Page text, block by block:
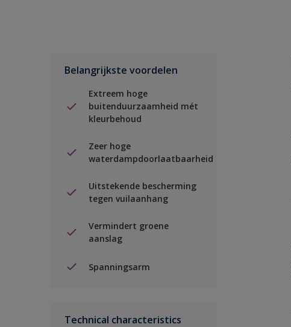
Belangrijkste voordelen
Extreem hoge
buitenduurzaamheid mét
kleurbehoud
Zeer hoge
waterdampdoorlaatbaarheid
Uitstekende bescherming
tegen vuilaanhang
Vermindert groene
aanslag
Spanningsarm
Technical characteristics